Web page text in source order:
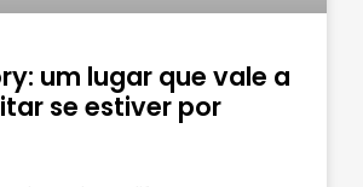
um lugar que vale a
se estiver por